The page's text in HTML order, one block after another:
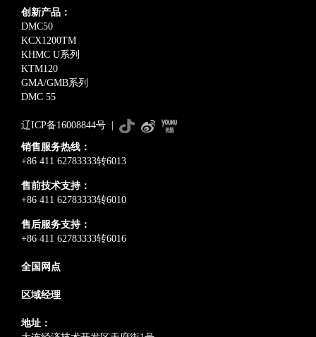
创新产品：
DMC50
KCX1200TM
KHMC U系列
KTM120
GMA/GMB系列
DMC 55
辽ICP备16008844号
销售服务热线：
+86 411 62783333转6013
售前技术支持：
+86 411 62783333转6010
售后服务支持：
+86 411 62783333转6016
全国网点
区域经理
地址：